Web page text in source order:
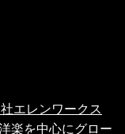
エレンワークス
楽を中心にグロー